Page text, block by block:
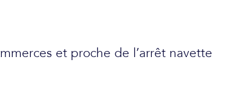
et proche de l’arrêt navette